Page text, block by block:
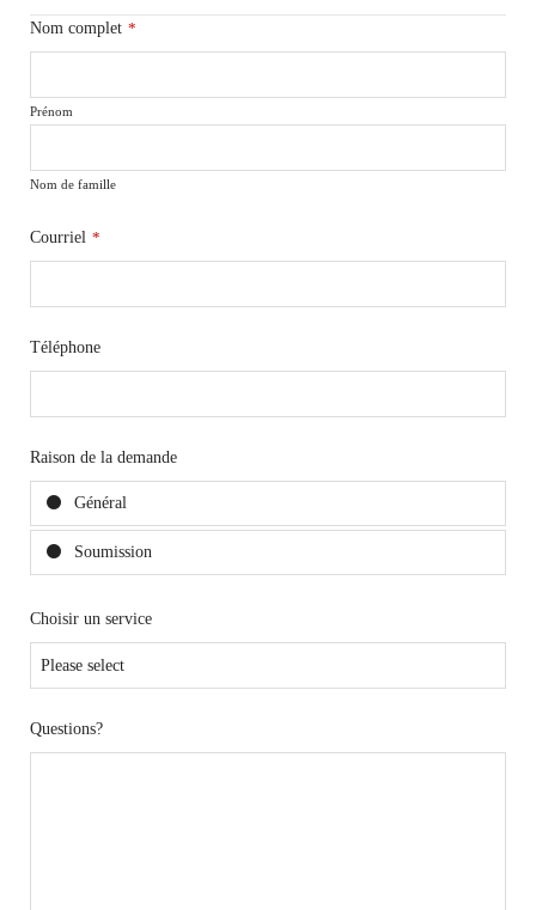
Nom complet *
Prénom
Nom de famille
Courriel *
Téléphone
Raison de la demande
Général
Soumission
Choisir un service
Questions?